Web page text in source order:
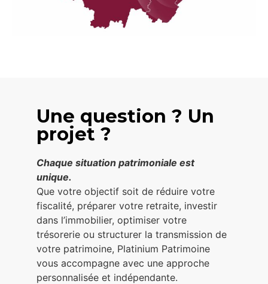
Une question ? Un
projet ?
Chaque situation patrimoniale est
unique.
Que votre objectif soit de réduire votre
fiscalité, préparer votre retraite, investir
dans l’immobilier, optimiser votre
trésorerie ou structurer la transmission de
votre patrimoine, Platinium Patrimoine
vous accompagne avec une approche
personnalisée et indépendante.